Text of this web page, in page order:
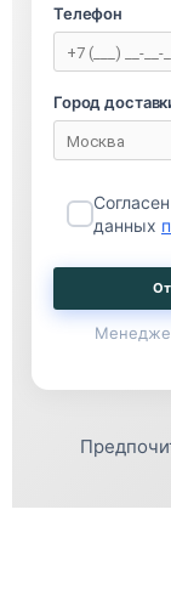
Телефон
Город
данных